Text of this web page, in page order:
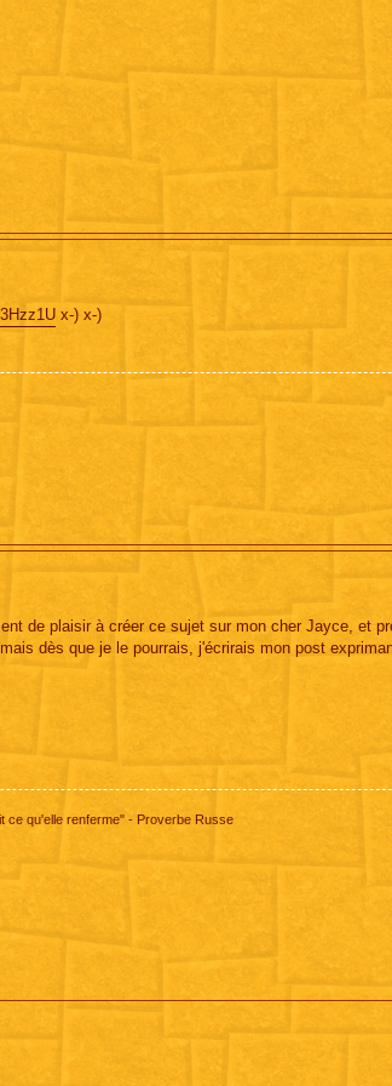
x-) x-)
de plaisir à créer ce sujet sur mon cher Jayce, et
dès que je le pourrais, j'écrirais mon post
ce qu'elle renferme" - Proverbe Russe